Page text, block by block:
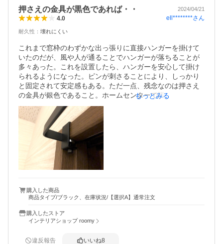
押さえの金具が黒色であれば・・ 2024/04/21
4.0 ell********さん
耐久性 ： 壊れにくい
これまで窓枠のわずかな出っ張りに直接ハンガーを掛けて
いたのだが、風や人が通ることでハンガーが落ちることが
多々あった。これを設置したら、ハンガーを安心して掛け
られるようになった。ピンが刺さることにより、しっかり
と固定されて安定感もある。ただ一点、残念なのは押さえ
の金具が銀色であること。ホームセンターで購入したM5の
鉄黒染六角穴付ボルトに交換したら、少しはいい感じに。
適切な長さのボルトを選べば、枠から下へ伸びる突起も抑
えられて良い。あとは、押さえの金具も黒色にできるとい
いのだが・・。
もっとみる
購入した商品
商品タイプ/ブラック、在庫状況/【選択A】通常注文
購入したストア
インテリアショップ roomy
違反報告 いいね8